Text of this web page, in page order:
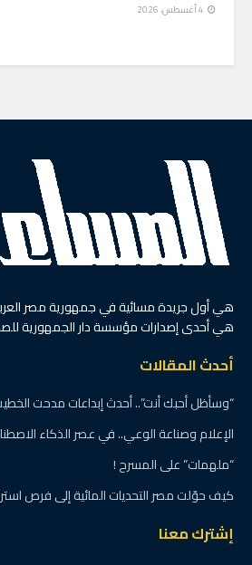
الرئيسية إتصالات
البريد المصري يعلن
الثالث بجائزة
بواسطةلمياء عبدالحميد 25 يناير، 2023